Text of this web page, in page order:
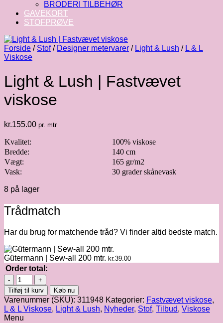
BRODERI TILBEHØR
GAVEKORT
STOFPRØVE
Forside / Stof / Designer metervarer / Light & Lush / L & L
Viskose
Light & Lush | Fastvævet
viskose
kr.155.00 pr. mtr
Kvalitet:
100% viskose
Bredde:
140 cm
Vægt:
165 gr/m2
Vask:
30 grader skånevask
8 på lager
Trådmatch
Har du brug for matchende tråd? Vi finder altid bedste match.
Gütermann | Sew-all 200 mtr. kr.39.00
Order total:
Light
&
Lush
|
Fastvævet
Tilføj til kurv Køb nu
Varenummer (SKU): 311948 Kategorier: Fastvævet viskose,
L & L Viskose, Light & Lush, Nyheder, Stof, Tilbud, Viskose
Menu